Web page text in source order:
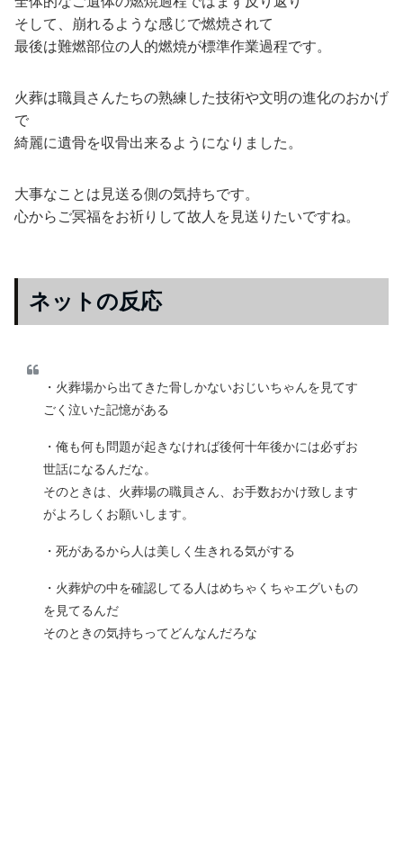
そして、崩れるような感じで燃焼されて
最後は難燃部位の人的燃焼が標準作業過程です。
火葬は職員さんたちの熟練した技術や文明の進化のおかげ
で
綺麗に遺骨を収骨出来るようになりました。
大事なことは見送る側の気持ちです。
心からご冥福をお祈りして故人を見送りたいですね。
ネットの反応
・火葬場から出てきた骨しかないおじいちゃんを見てす
ごく泣いた記憶がある
・俺も何も問題が起きなければ後何十年後かには必ずお
世話になるんだな。
そのときは、火葬場の職員さん、お手数おかけ致します
がよろしくお願いします。
・死があるから人は美しく生きれる気がする
・火葬炉の中を確認してる人はめちゃくちゃエグいもの
を見てるんだ
そのときの気持ちってどんなんだろな